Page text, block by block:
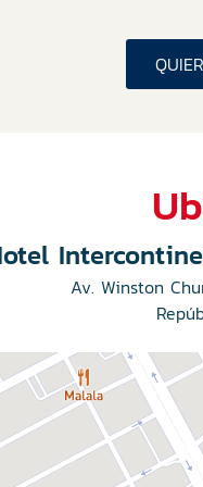
Av. Winston